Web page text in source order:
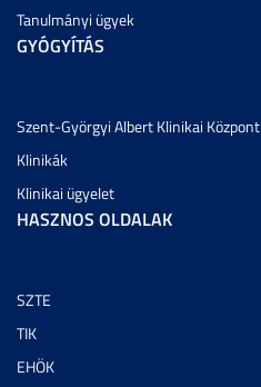
Tanulmányi ügyek
GYÓGYÍTÁS
Szent-Györgyi Albert Klinikai Központ
Klinikák
Klinikai ügyelet
HASZNOS OLDALAK
SZTE
TIK
EHÖK